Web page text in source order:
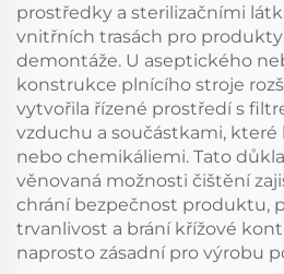
prostředky a sterilizačními
vnitřních trasách pro
demontáže. U aseptického
konstrukce plnícího stroje
vytvořila řízené prostředí s
vzduchu a součástkami, které
nebo chemikáliemi. Tato
věnovaná možnosti čištění
chrání bezpečnost produktu,
trvanlivost a brání křížové
naprosto zásadní pro výrobu